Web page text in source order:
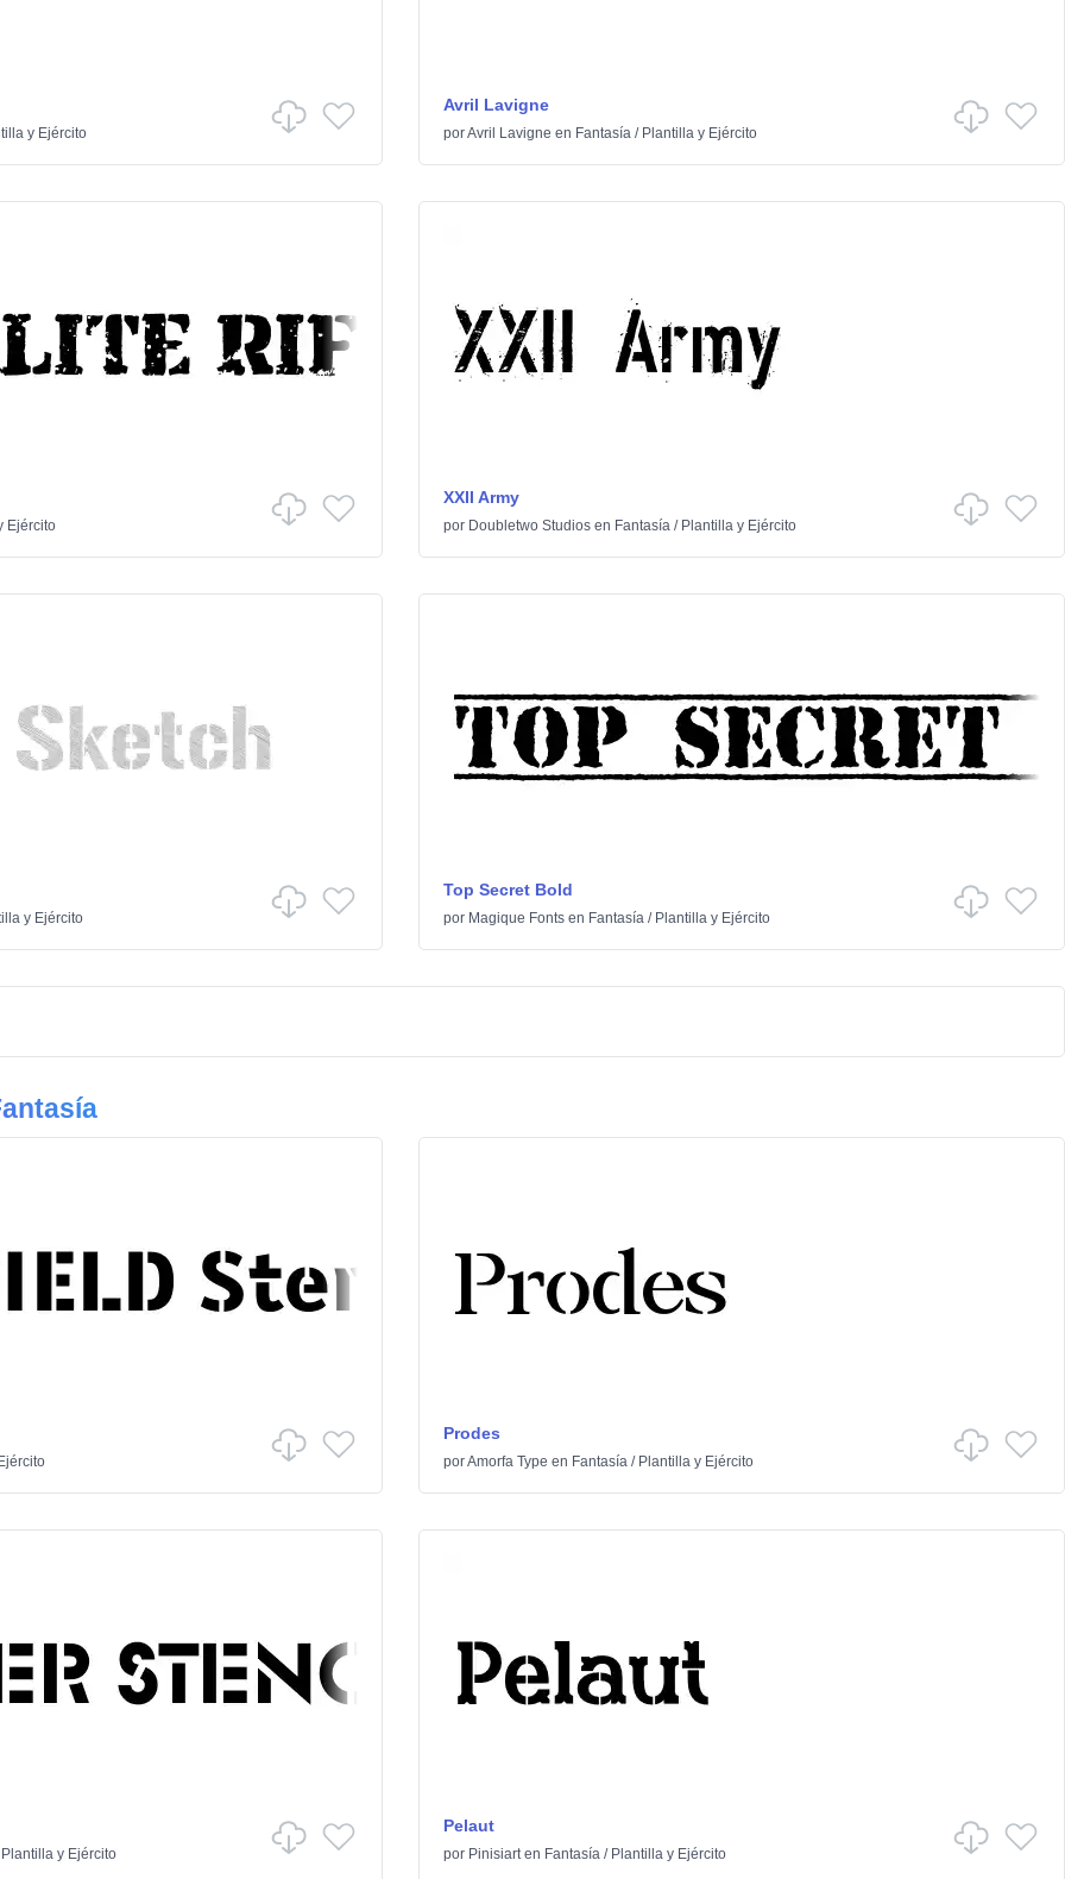
y Ejército
Avril Lavigne
porAvril Lavigne en Fantasía/ Plantilla y Ejército
Ejército
XXII Army
por Doubletwo Studiosen Fantasía/ Plantilla y Ejército
y Ejército
Top Secret Bold
por Magique Fontsen Fantasía/ Plantilla y Ejército
Prodes
porAmorfa Type en Fantasía/ Plantilla y Ejército
Plantilla y Ejército
Pelaut
por Pinisiarten Fantasía/ Plantilla y Ejército